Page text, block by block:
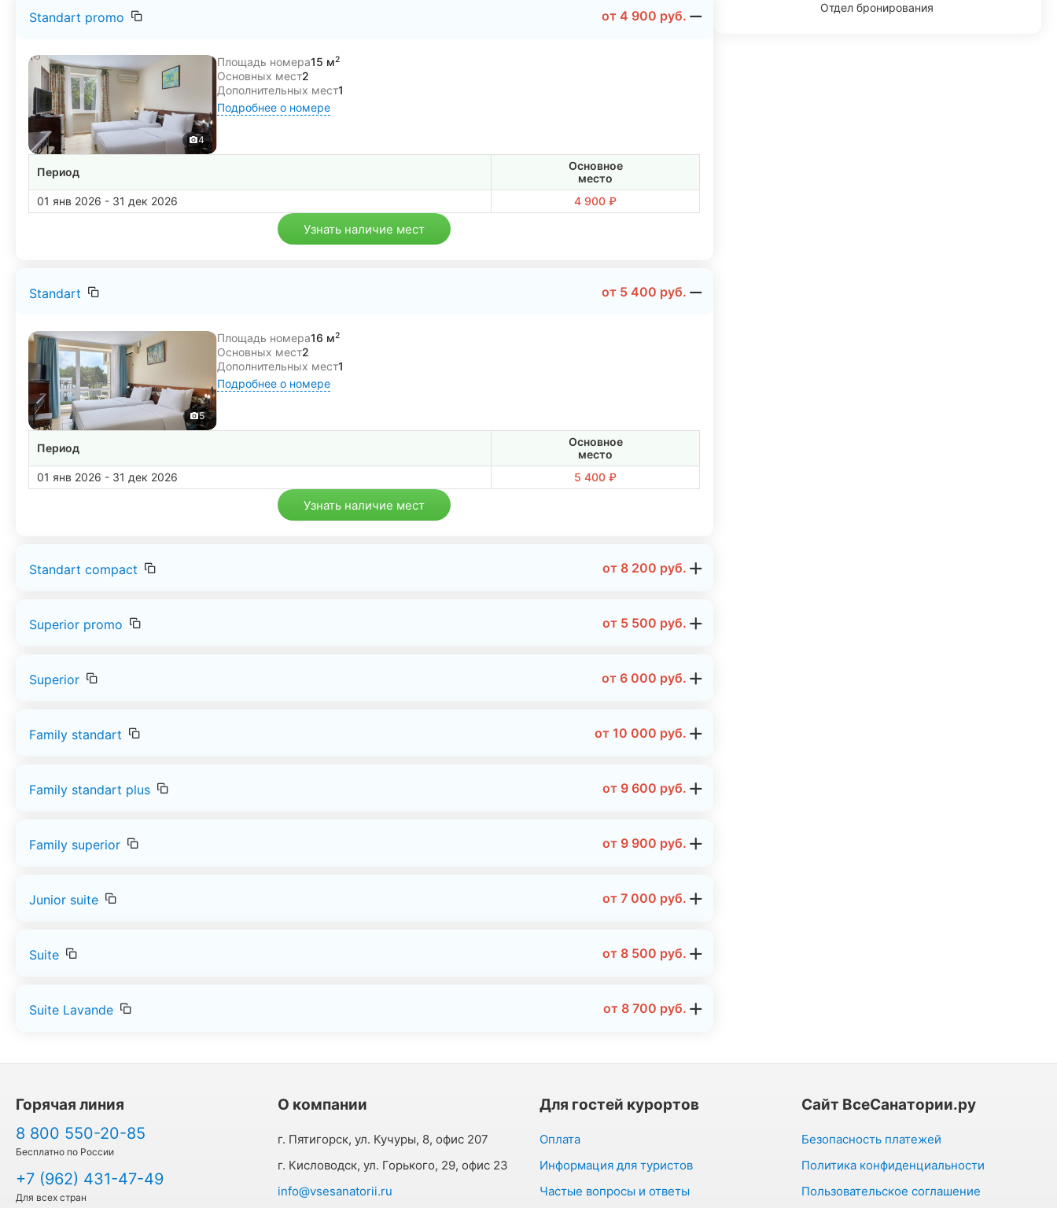
Отдел бронирования
Standart promo от 4 900 руб.
4
Площадь номера15 м2
Основных мест2
Дополнительных мест1
Подробнее о номере
Период
Основное
место
01 янв 2026 - 31 дек 2026
4 900 ₽
Узнать наличие мест
Standart от 5 400 руб.
5
Площадь номера16 м2
Основных мест2
Дополнительных мест1
Подробнее о номере
Период
Основное
место
01 янв 2026 - 31 дек 2026
5 400 ₽
Узнать наличие мест
Standart compact от 8 200 руб.
Superior promo от 5 500 руб.
Superior от 6 000 руб.
Family standart от 10 000 руб.
Family standart plus от 9 600 руб.
Family superior от 9 900 руб.
Junior suite от 7 000 руб.
Suite от 8 500 руб.
Suite Lavande от 8 700 руб.
Горячая линия
8 800 550-20-85
Бесплатно по России
+7 (962) 431-47-49
Для всех стран
О компании
г. Пятигорск, ул. Кучуры, 8, офис 207
г. Кисловодск, ул. Горького, 29, офис 23
info@vsesanatorii.ru
Для гостей курортов
Оплата
Информация для туристов
Частые вопросы и ответы
Сайт ВсеСанатории.ру
Безопасность платежей
Политика конфиденциальности
Пользовательское соглашение